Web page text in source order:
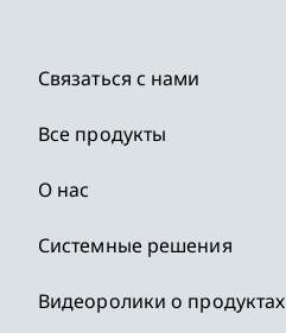
Связаться с нами
Все продукты
О нас
Системные решения
Видеоролики о продуктах